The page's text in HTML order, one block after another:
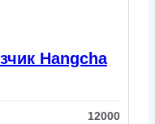
Hangcha
12000